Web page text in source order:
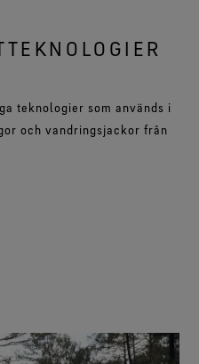
teknologier som används i
och vandringsjackor från